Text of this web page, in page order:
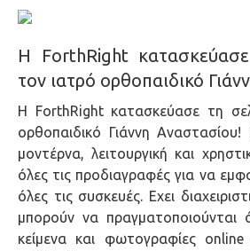
Η ForthRight
τον ιατρό ορθοπαιδικό
Η ForthRight κατασκεύασε τη
ορθοπαιδικό Γιάννη
μοντέρνα, λειτουργική και
όλες τις προδιαγραφές για να
όλες τις συσκευές. Εχει
μπορούν να πραγματοποιούνται
κείμενα και φωτογραφίες